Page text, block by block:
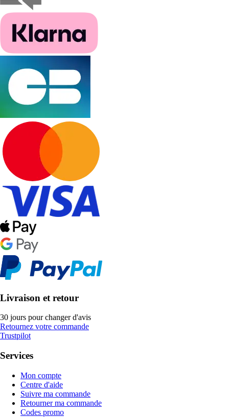
Livraison et retour
30 jours pour changer d'avis
Retournez votre commande
Trustpilot
Services
Mon compte
Centre d'aide
Suivre ma commande
Retourner ma commande
Codes promo